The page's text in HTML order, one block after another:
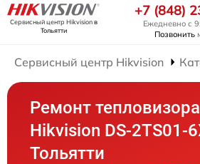
Сервисный центр Hikvisionв
Тольятти
+7 (848)
Ежедневно с
Позвонить
Сервисный центр Hikvision
Ремонт тепловизора
Hikvision DS-2TS01-
Тольятти